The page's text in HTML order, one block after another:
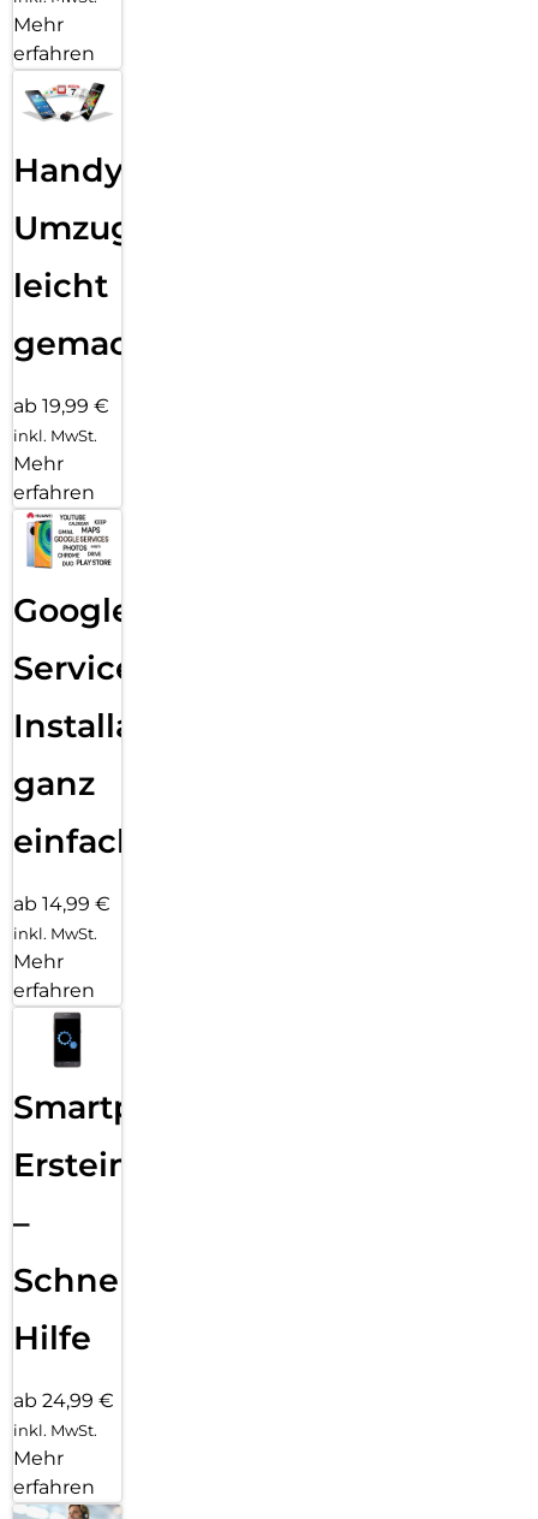
Mehr
erfahren
Handy
Umzug
leicht
gemacht!
ab 19,99 €
inkl. MwSt.
Mehr
erfahren
Google
Services
Installation
ganz
einfach
ab 14,99 €
inkl. MwSt.
Mehr
erfahren
Smartphone
Ersteinrichtung
–
Schnelle
Hilfe
ab 24,99 €
inkl. MwSt.
Mehr
erfahren